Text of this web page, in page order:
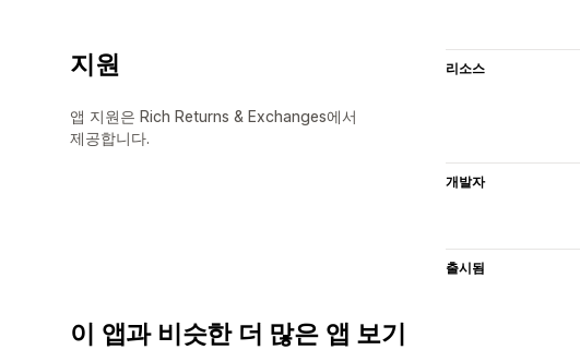
지원
앱 지원은 Rich Returns & Exchanges에서
제공합니다.
리소스
개발자
출시됨
이 앱과 비슷한 더 많은 앱 보기